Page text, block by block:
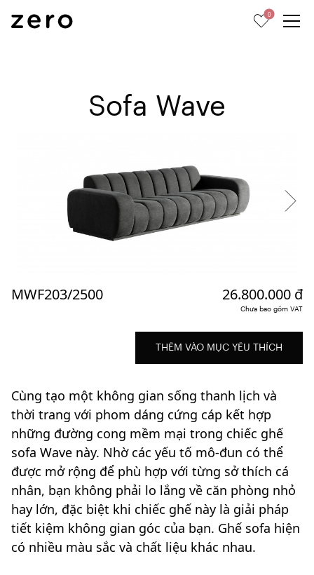
0
Sofa Wave
MWF203/2500 26.800.000 đ
Chưa bao gồm VAT
THÊM VÀO MỤC YÊU THÍCH
Cùng tạo một không gian sống thanh lịch và
thời trang với phom dáng cứng cáp kết hợp
những đường cong mềm mại trong chiếc ghế
sofa Wave này. Nhờ các yếu tố mô-đun có thể
được mở rộng để phù hợp với từng sở thích cá
nhân, bạn không phải lo lắng về căn phòng nhỏ
hay lớn, đặc biệt khi chiếc ghế này là giải pháp
tiết kiệm không gian góc của bạn. Ghế sofa hiện
có nhiều màu sắc và chất liệu khác nhau.